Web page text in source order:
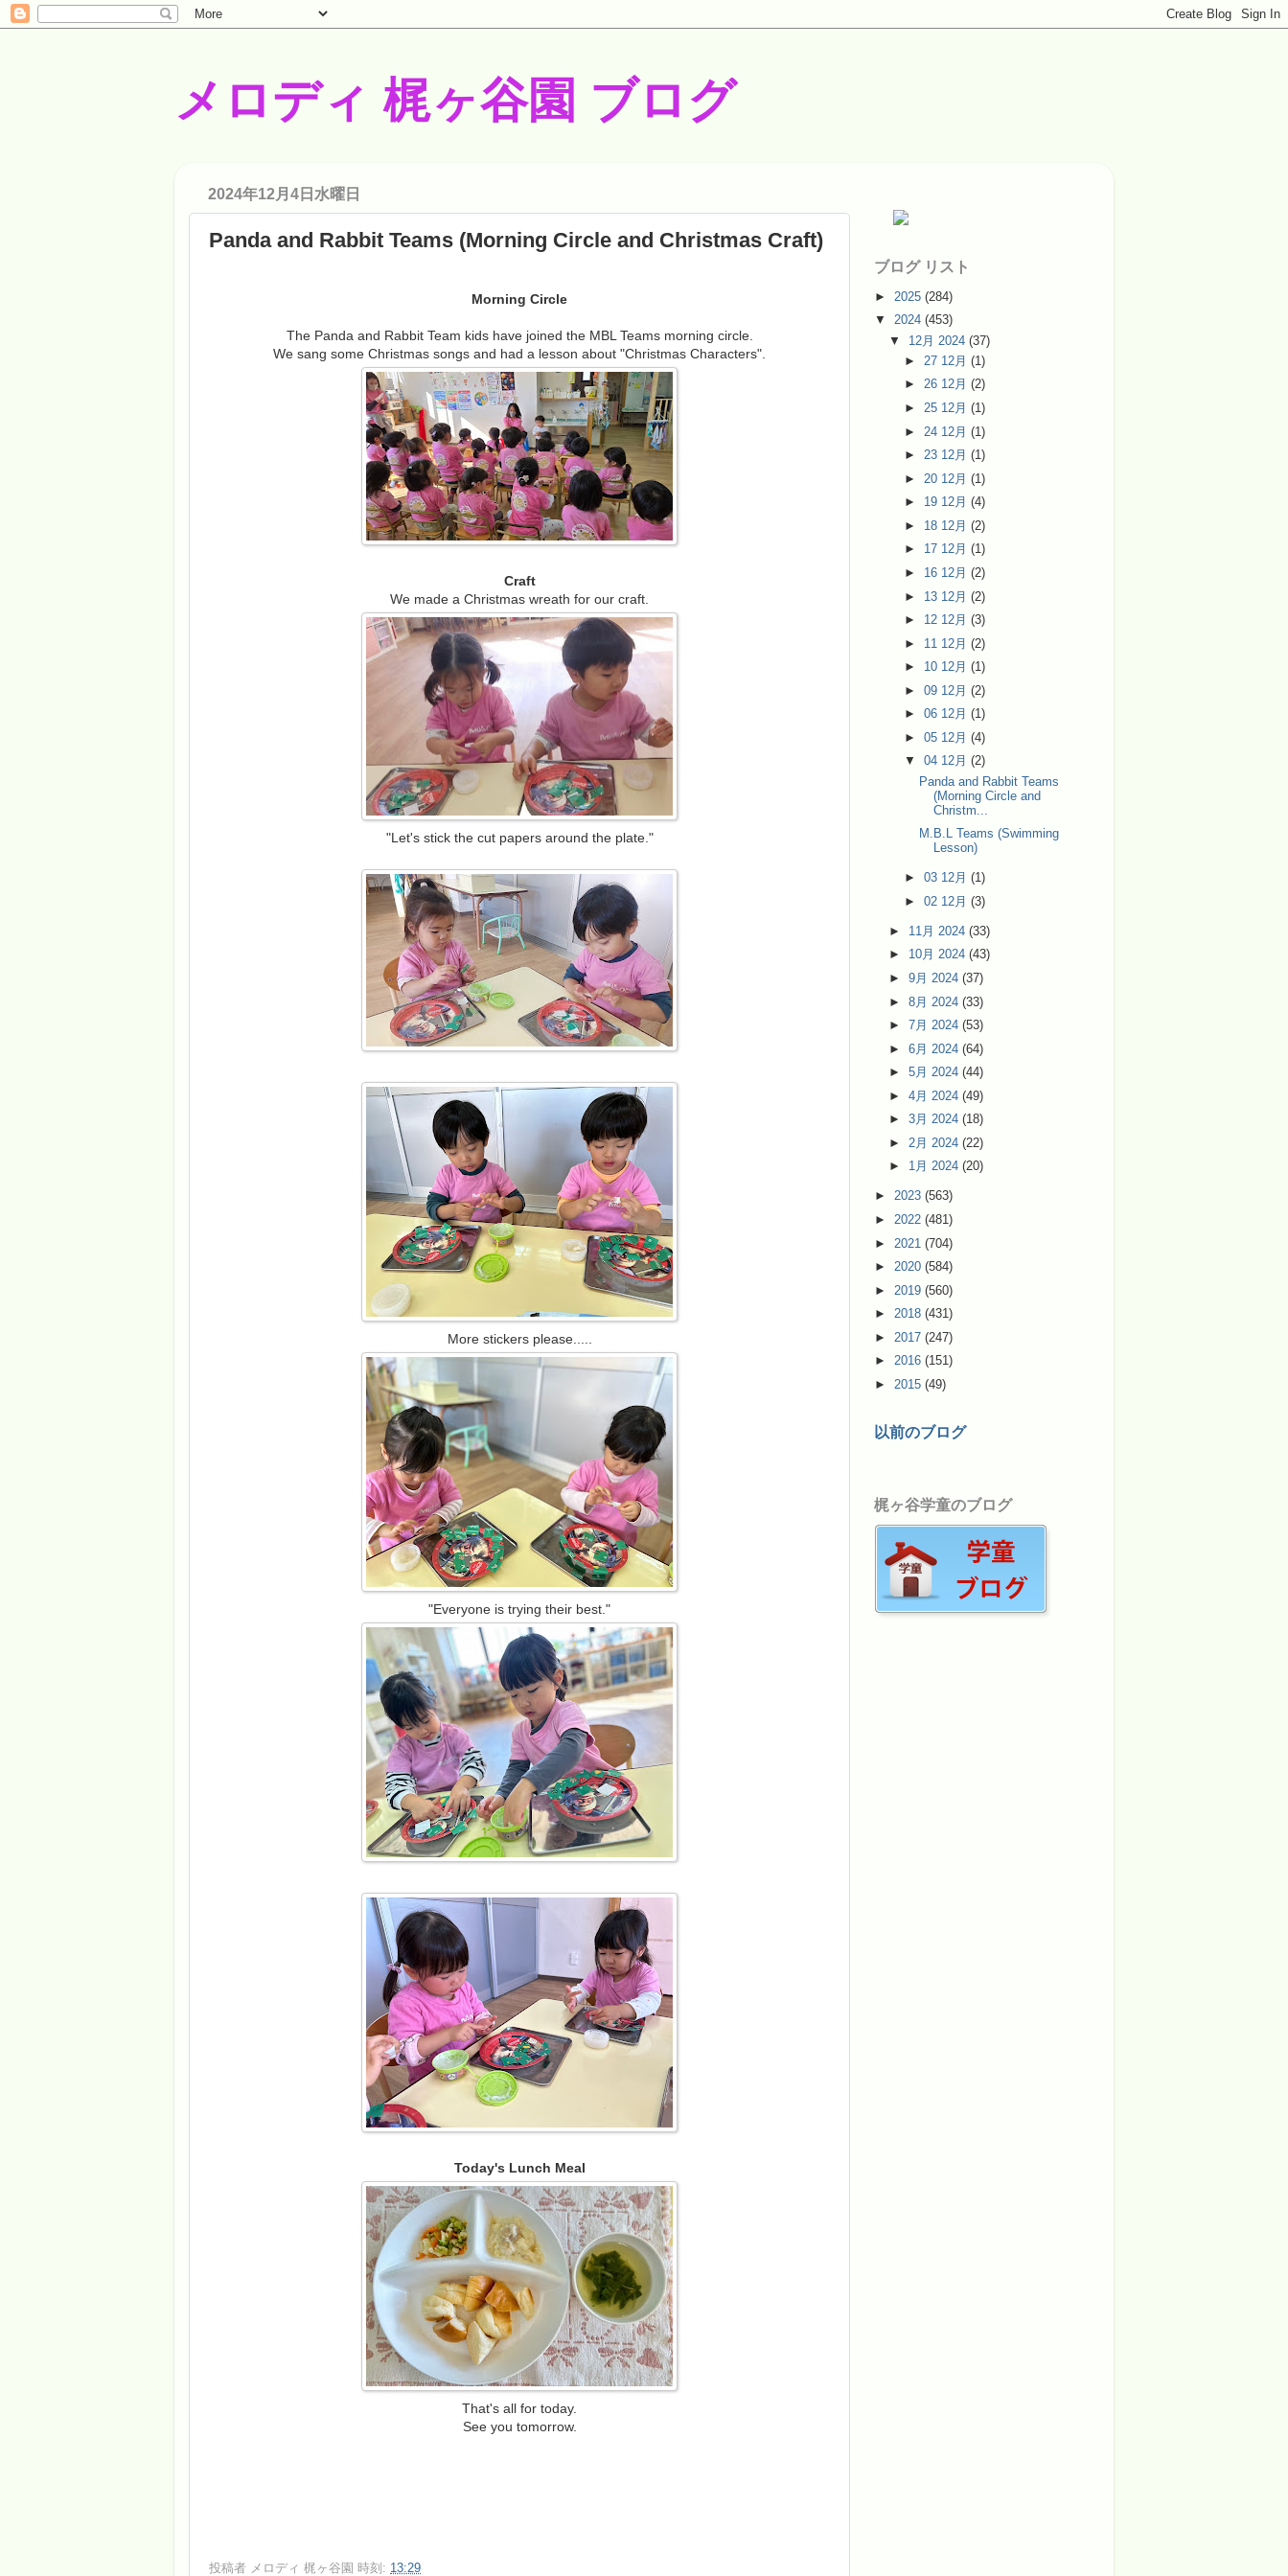
メロディ 梶ヶ谷園 ブログ
2024年12月4日水曜日
Panda and Rabbit Teams (Morning Circle and Christmas Craft)
Morning Circle
The Panda and Rabbit Team kids have joined the MBL Teams morning circle.
We sang some Christmas songs and had a lesson about "Christmas Characters".
Craft
We made a Christmas wreath for our craft.
"Let's stick the cut papers around the plate."
More stickers please.....
"Everyone is trying their best."
Today's Lunch Meal
That's all for today.
See you tomorrow.
投稿者 メロディ 梶ヶ谷園 時刻: 13:29
ブログ リスト
► 2025 (284)
▼ 2024 (453)
▼ 12月 2024(37)
► 27 12月 (1)
► 26 12月 (2)
► 25 12月 (1)
► 24 12月 (1)
► 23 12月 (1)
► 20 12月 (1)
► 19 12月 (4)
► 18 12月 (2)
► 17 12月 (1)
► 16 12月 (2)
► 13 12月 (2)
► 12 12月 (3)
► 11 12月 (2)
► 10 12月 (1)
► 09 12月 (2)
► 06 12月 (1)
► 05 12月 (4)
▼ 04 12月 (2)
Panda and Rabbit Teams
(Morning Circle and
Christm...
M.B.L Teams (Swimming
Lesson)
► 03 12月 (1)
► 02 12月 (3)
► 11月 2024(33)
► 10月 2024(43)
►9月 2024(37)
►8月 2024(33)
►7月 2024(53)
►6月 2024(64)
►5月 2024(44)
►4月 2024(49)
►3月 2024(18)
► 2月 2024(22)
► 1月 2024(20)
► 2023 (563)
► 2022 (481)
► 2021 (704)
► 2020 (584)
► 2019 (560)
► 2018 (431)
► 2017 (247)
► 2016 (151)
► 2015 (49)
以前のブログ
梶ヶ谷学童のブログ